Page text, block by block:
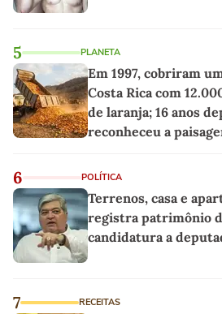
5 PLANETA
Em 1997, cobriram
Costa Rica com
de laranja; 16 anos
reconheceu a
6 POLÍTICA
Terrenos, casa e
registra patrimônio
candidatura a
7 RECEITAS